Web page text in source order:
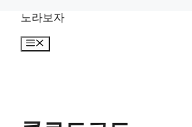
노라보자
메